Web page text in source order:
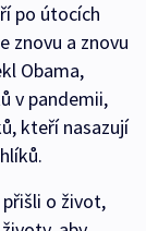
po útocích
znovu a znovu
Obama,
v pandemii,
kteří nasazují
o život,